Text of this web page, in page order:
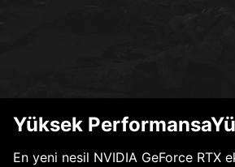
Yüksek
En yeni nesil NVIDIA GeForce RTX